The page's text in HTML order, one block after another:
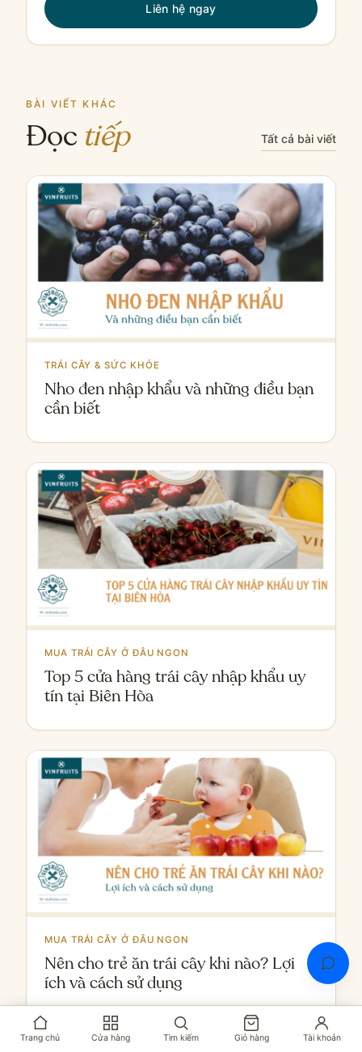
Liên hệ ngay
BÀI VIẾT KHÁC
Đọc tiếp Tất cả bài viết
TRÁI CÂY & SỨC KHỎE
Nho đen nhập khẩu và những điều bạn
cần biết
MUA TRÁI CÂY Ở ĐÂU NGON
Top 5 cửa hàng trái cây nhập khẩu uy
tín tại Biên Hòa
MUA TRÁI CÂY Ở ĐÂU NGON
Nên cho trẻ ăn trái cây khi nào? Lợi
ích và cách sử dụng
Trang chủ Cửa hàng Tìm kiếm Giỏ hàng Tài khoản